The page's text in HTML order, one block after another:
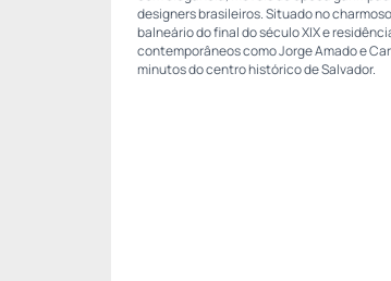
designers brasileiros. Situado no
balneário do final do século XIX e
contemporâneos como Jorge Amado e
minutos do centro histórico de Salvador.